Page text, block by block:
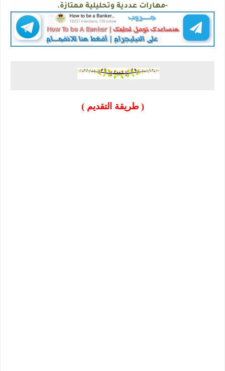
-مهارات عددية وتحليلية ممتازة.
( طريقة التقديم )